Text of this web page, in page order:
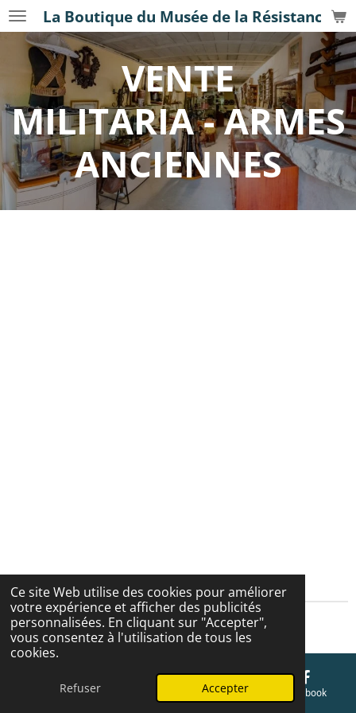
Ce site Web utilise des cookies pour améliorer
votre expérience et afficher des publicités
personnalisées. En cliquant sur "Accepter",
vous consentez à l'utilisation de tous les
cookies.
Refuser Accepter
Passer
au
contenu
principal
La Boutique du Musée de la Résistance
VENTE
MILITARIA - ARMES
ANCIENNES
Cgv
E-mail Carte Facebook